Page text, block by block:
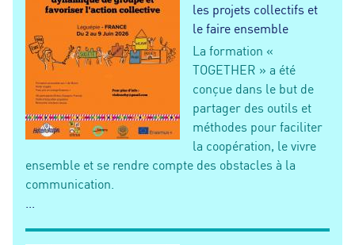
les projets collectifs et
le faire ensemble
La formation «
TOGETHER » a été
conçue dans le but de
partager des outils et
méthodes pour faciliter
la coopération, le vivre
ensemble et se rendre compte des obstacles à la
communication.
...